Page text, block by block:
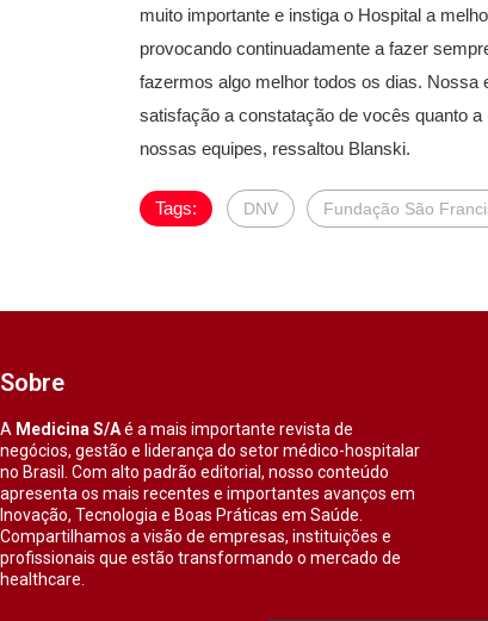
muito importante e instiga o Hospital a
provocando continuadamente a fazer
fazermos algo melhor todos os dias. Nossa
satisfação a constatação de vocês quanto
nossas equipes, ressaltou Blanski.
Tags: DNV Fundação São
Sobre
A Medicina S/Aé a mais importante revista de
negócios, gestão e liderança do setor médico-hospitalar
no Brasil. Com alto padrão editorial, nosso conteúdo
apresenta os mais recentes e importantes avanços em
Inovação, Tecnologia e Boas Práticas em Saúde.
Compartilhamos a visão de empresas, instituições e
profissionais que estão transformando o mercado de
healthcare.